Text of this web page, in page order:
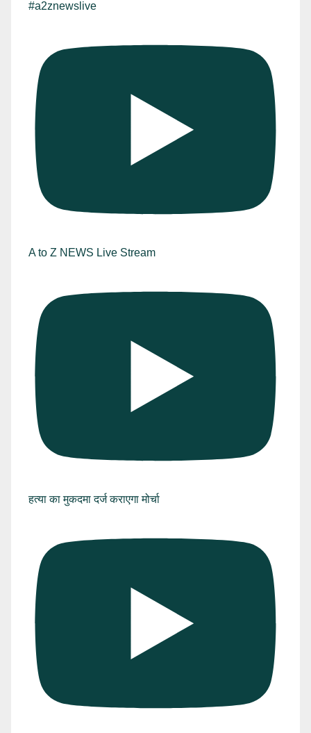
#a2znewslive
A to Z NEWS Live Stream
हत्या का मुकदमा दर्ज कराएगा मोर्चा